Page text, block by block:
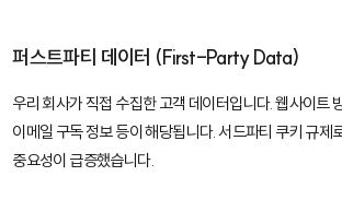
퍼스트파티 데이터 (First-Party Data)
우리 회사가 직접 수집한 고객 데이터입니다. 웹사이트
이메일 구독 정보 등이 해당됩니다. 서드파티 쿠키 규제
중요성이 급증했습니다.